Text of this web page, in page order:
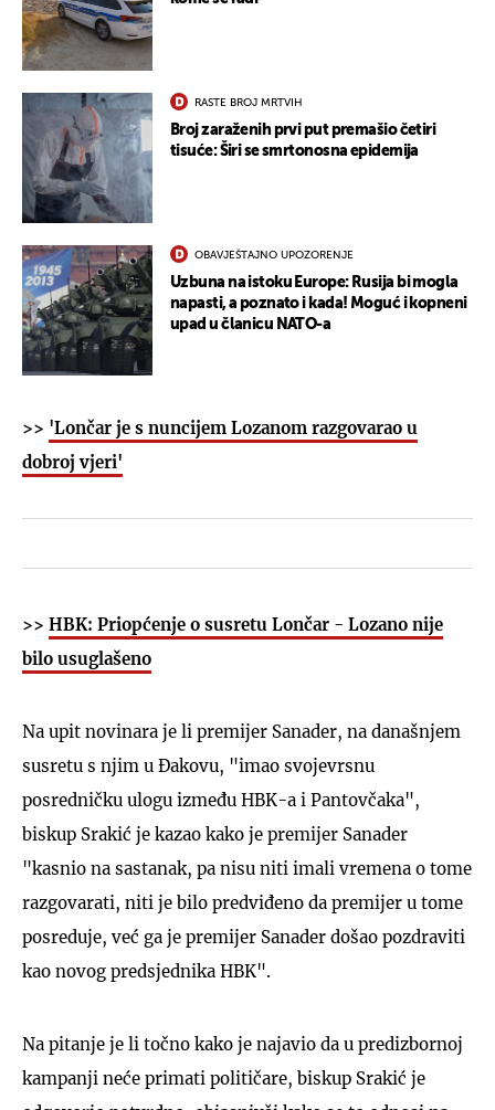
RASTE BROJ MRTVIH
Broj zaraženih prvi put premašio četiri
tisuće: Širi se smrtonosna epidemija
OBAVJEŠTAJNO UPOZORENJE
Uzbuna na istoku Europe: Rusija bi mogla
napasti, a poznato i kada! Moguć i kopneni
upad u članicu NATO-a
>> 'Lončar je s nuncijem Lozanom razgovarao u
dobroj vjeri'
>> HBK: Priopćenje o susretu Lončar - Lozano nije
bilo usuglašeno
Na upit novinara je li premijer Sanader, na današnjem
susretu s njim u Đakovu, "imao svojevrsnu
posredničku ulogu između HBK-a i Pantovčaka",
biskup Srakić je kazao kako je premijer Sanader
"kasnio na sastanak, pa nisu niti imali vremena o tome
razgovarati, niti je bilo predviđeno da premijer u tome
posreduje, već ga je premijer Sanader došao pozdraviti
kao novog predsjednika HBK".
Na pitanje je li točno kako je najavio da u predizbornoj
kampanji neće primati političare, biskup Srakić je